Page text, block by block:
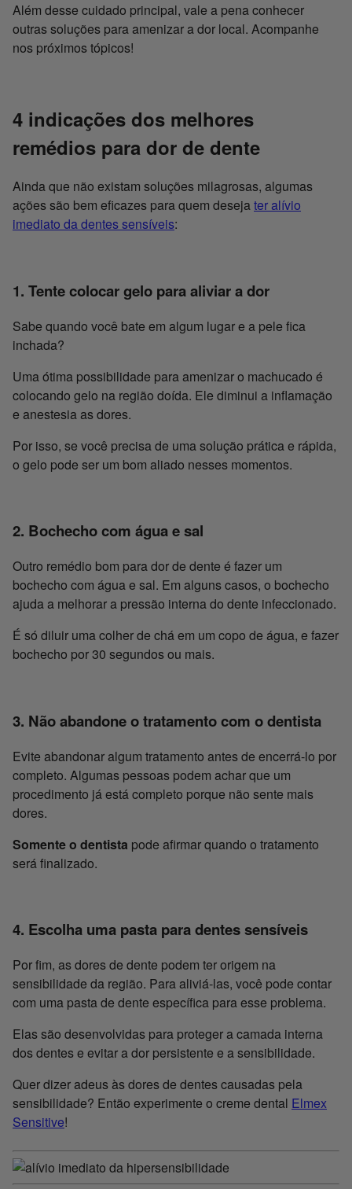
Além desse cuidado principal, vale a pena conhecer
outras soluções para amenizar a dor local. Acompanhe
nos próximos tópicos!
4 indicações dos melhores
remédios para dor de dente
Ainda que não existam soluções milagrosas, algumas
ações são bem eficazes para quem desejater alívio
imediato da dentes sensíveis:
1. Tente colocar gelo para aliviar a dor
Sabe quando você bate em algum lugar e a pele fica
inchada?
Uma ótima possibilidade para amenizar o machucado é
colocando gelo na região doída. Ele diminui a inflamação
e anestesia as dores.
Por isso, se você precisa de uma solução prática e rápida,
o gelo pode ser um bom aliado nesses momentos.
2. Bochecho com água e sal
Outro remédio bom para dor de dente é fazer um
bochecho com água e sal. Em alguns casos, o bochecho
ajuda a melhorar a pressão interna do dente infeccionado.
É só diluir uma colher de chá em um copo de água, e fazer
bochecho por 30 segundos ou mais.
3. Não abandone o tratamento com o dentista
Evite abandonar algum tratamento antes de encerrá-lo por
completo. Algumas pessoas podem achar que um
procedimento já está completo porque não sente mais
dores.
Somente o dentista pode afirmar quando o tratamento
será finalizado.
4. Escolha uma pasta para dentes sensíveis
Por fim, as dores de dente podem ter origem na
sensibilidade da região. Para aliviá-las, você pode contar
com uma pasta de dente específica para esse problema.
Elas são desenvolvidas para proteger a camada interna
dos dentes e evitar a dor persistente e a sensibilidade.
Quer dizer adeus às dores de dentes causadas pela
sensibilidade? Então experimente o creme dental Elmex
Sensitive!